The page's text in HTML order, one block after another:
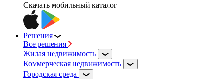
Скачать мобильный каталог
Решения
Все решения
Жилая недвижимость
Коммерческая недвижимость
Городская среда